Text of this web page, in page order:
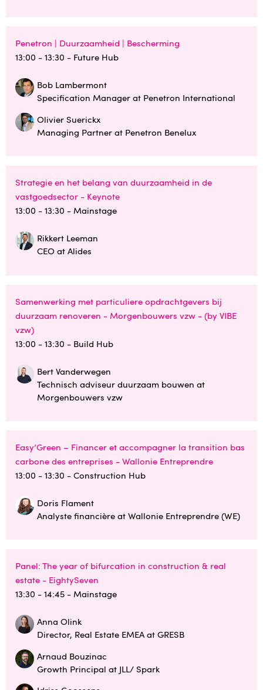
Penetron | Duurzaamheid | Bescherming
13:00 - 13:30 - Future Hub
Bob Lambermont
Specification Manager at Penetron International
Olivier Suerickx
Managing Partner at Penetron Benelux
Strategie en het belang van duurzaamheid in de
vastgoedsector - Keynote
13:00 - 13:30 - Mainstage
Rikkert Leeman
CEO at Alides
Samenwerking met particuliere opdrachtgevers bij
duurzaam renoveren - Morgenbouwers vzw - (by VIBE
vzw)
13:00 - 13:30 - Build Hub
Bert Vanderwegen
Technisch adviseur duurzaam bouwen at
Morgenbouwers vzw
Easy’Green – Financer et accompagner la transition bas
carbone des entreprises - Wallonie Entreprendre
13:00 - 13:30 - Construction Hub
Doris Flament
Analyste financière at Wallonie Entreprendre (WE)
Panel: The year of bifurcation in construction & real
estate - EightySeven
13:30 - 14:45 - Mainstage
Anna Olink
Director, Real Estate EMEA at GRESB
Arnaud Bouzinac
Growth Principal at JLL/ Spark